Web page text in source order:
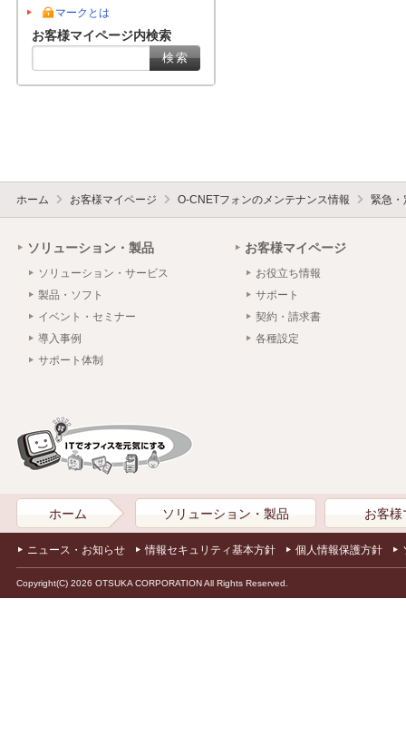
マークとは
お客様マイページ内検索
ホーム お客様マイページ O-CNETフォンのメンテナンス情報 緊急・
ソリューション・製品
ソリューション・サービス
製品・ソフト
イベント・セミナー
導入事例
サポート体制
お客様マイページ
お役立ち情報
サポート
契約・請求書
各種設定
ホーム ソリューション・製品 お客様
ニュース・お知らせ 情報セキュリティ基本方針 個人情報保護方針
Copyright(C) 2026 OTSUKA CORPORATION All Rights Reserved.